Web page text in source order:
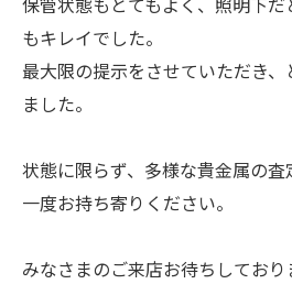
もキレイでした。
最大限の提示をさせていただき
ました。
状態に限らず、多様な貴金属の
一度お持ち寄りください。
みなさまのご来店お待ちしており